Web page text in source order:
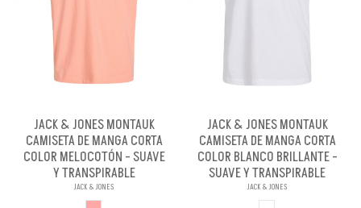
JACK & JONES MONTAUK
CAMISETA DE MANGA CORTA
COLOR MELOCOTÓN - SUAVE
Y TRANSPIRABLE
JACK & JONES
JACK & JONES MONTAUK
CAMISETA DE MANGA CORTA
COLOR BLANCO BRILLANTE -
SUAVE Y TRANSPIRABLE
JACK & JONES